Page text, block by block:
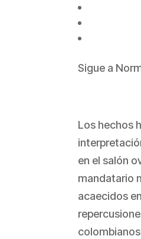
Sigue a
Los hechos
en el salón
mandatario
acaecidos